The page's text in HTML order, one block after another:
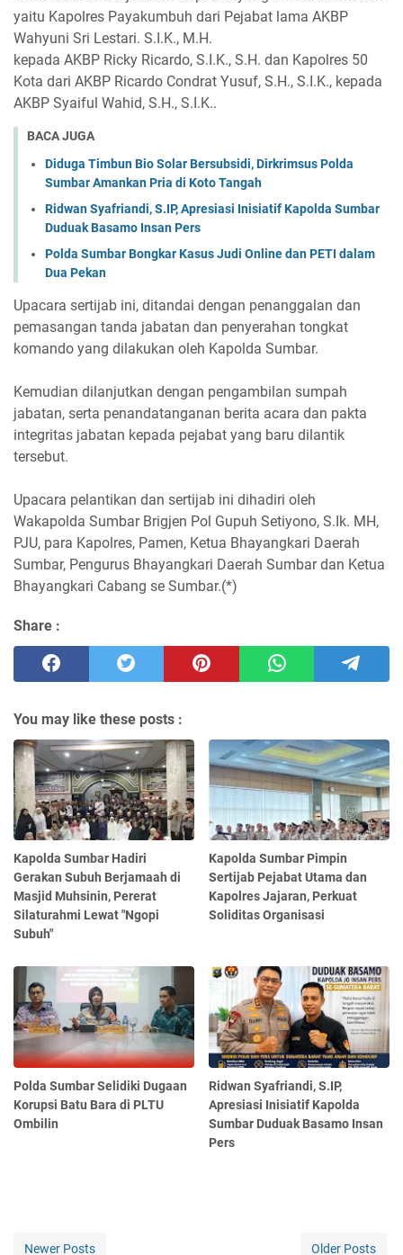
yaitu Kapolres Payakumbuh dari Pejabat lama AKBP
Wahyuni Sri Lestari. S.I.K., M.H.
kepada AKBP Ricky Ricardo, S.I.K., S.H. dan Kapolres 50
Kota dari AKBP Ricardo Condrat Yusuf, S.H., S.I.K., kepada
AKBP Syaiful Wahid, S.H., S.I.K..
BACA JUGA
Diduga Timbun Bio Solar Bersubsidi, Dirkrimsus Polda
Sumbar Amankan Pria di Koto Tangah
Ridwan Syafriandi, S.IP, Apresiasi Inisiatif Kapolda Sumbar
Duduak Basamo Insan Pers
Polda Sumbar Bongkar Kasus Judi Online dan PETI dalam
Dua Pekan
Upacara sertijab ini, ditandai dengan penanggalan dan
pemasangan tanda jabatan dan penyerahan tongkat
komando yang dilakukan oleh Kapolda Sumbar.
Kemudian dilanjutkan dengan pengambilan sumpah
jabatan, serta penandatanganan berita acara dan pakta
integritas jabatan kepada pejabat yang baru dilantik
tersebut.
Upacara pelantikan dan sertijab ini dihadiri oleh
Wakapolda Sumbar Brigjen Pol Gupuh Setiyono, S.Ik. MH,
PJU, para Kapolres, Pamen, Ketua Bhayangkari Daerah
Sumbar, Pengurus Bhayangkari Daerah Sumbar dan Ketua
Bhayangkari Cabang se Sumbar.(*)
Share :
You may like these posts :
Kapolda Sumbar Hadiri
Gerakan Subuh Berjamaah di
Masjid Muhsinin, Pererat
Silaturahmi Lewat "Ngopi
Subuh"
Kapolda Sumbar Pimpin
Sertijab Pejabat Utama dan
Kapolres Jajaran, Perkuat
Soliditas Organisasi
Polda Sumbar Selidiki Dugaan
Korupsi Batu Bara di PLTU
Ombilin
Ridwan Syafriandi, S.IP,
Apresiasi Inisiatif Kapolda
Sumbar Duduak Basamo Insan
Pers
Newer Posts Older Posts